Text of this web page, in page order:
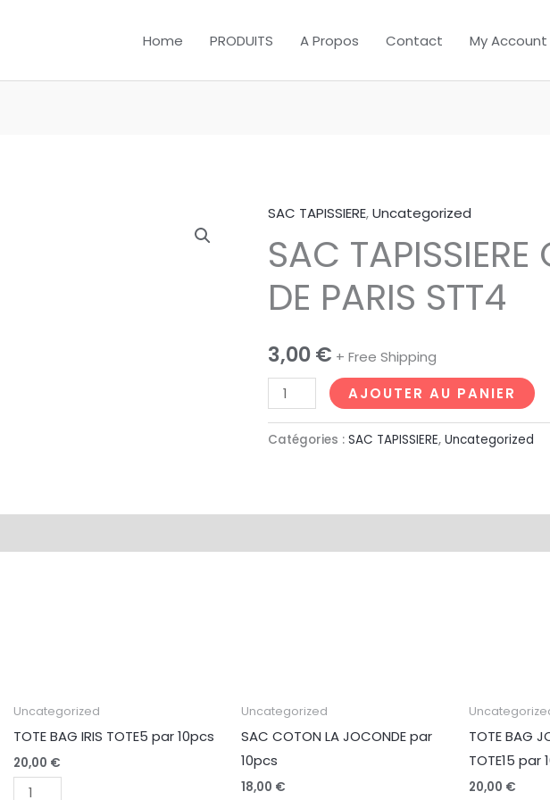
Home PRODUITS A Propos Contact My Account
SAC TAPISSIERE,Uncategorized
SAC TAPISSIERE
DE PARIS STT4
3,00€ + Free Shipping
quantité
de
SAC
TAPISSIERE
CAFE
PARIS
STT4
AJOUTER AU PANIER
Catégories : SAC TAPISSIERE, Uncategorized
Uncategorized
TOTE BAG IRIS TOTE5 par 10pcs
20,00 €
quantité
de
TOTE
BAG
Uncategorized
SAC COTON LA JOCONDE par
10pcs
18,00 €
quantité
de
SAC
COTON
TOTE BAG
TOTE15 par
20,00 €
quantité
de
TOTE
BAG